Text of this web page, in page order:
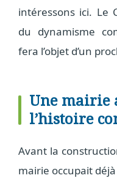
intéressons ici. Le
du dynamisme
fera l’objet d’un
Une mairie
l’histoire
Avant la
mairie occupait